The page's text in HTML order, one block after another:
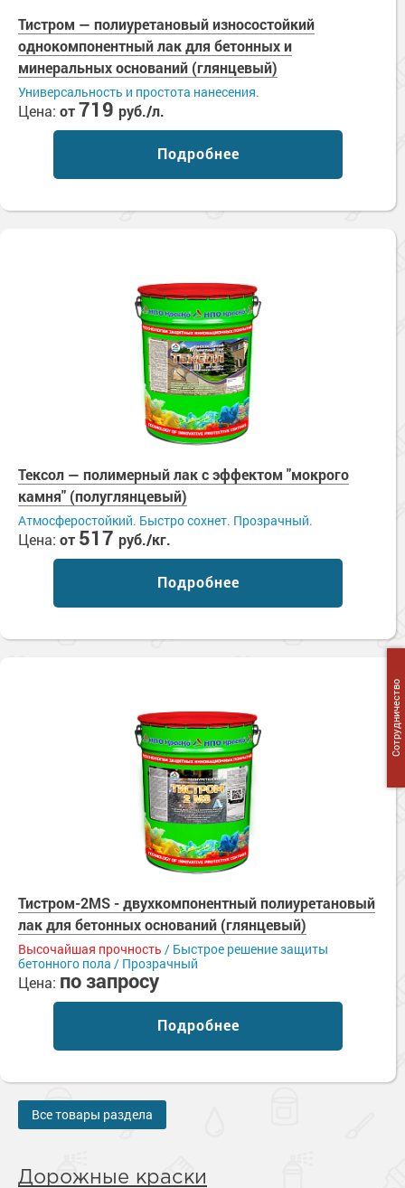
Тистром — полиуретановый износостойкий
однокомпонентный лак для бетонных и
минеральных оснований (глянцевый)
Универсальность и простота нанесения.
Цена: от719 руб./л.
Подробнее
Тексол — полимерный лак с эффектом "мокрого
камня" (полуглянцевый)
Атмосферостойкий. Быстро сохнет. Прозрачный.
Цена: от 517 руб./кг.
Подробнее
Тистром-2MS - двухкомпонентный полиуретановый
лак для бетонных оснований (глянцевый)
Высочайшая прочность / Быстрое решение защиты
бетонного пола / Прозрачный
Цена: по запросу
Подробнее
Все товары раздела
Дорожные краски
Сотрудничество